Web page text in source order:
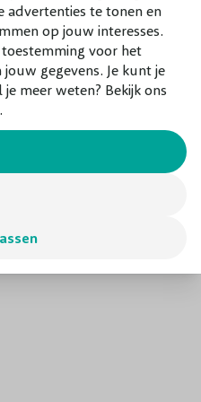
advertenties te tonen en
op jouw interesses.
voor het
gegevens. Je kunt je
meer weten? Bekijk ons
het maken van een
lage
elementen of verschillende
je een uniek beeld in
je gemakkelijk via onze
niet alleen de lage hagen
wij ook groenblijvende
bladhoudende
fruitbomen, exotische
ook eens onze